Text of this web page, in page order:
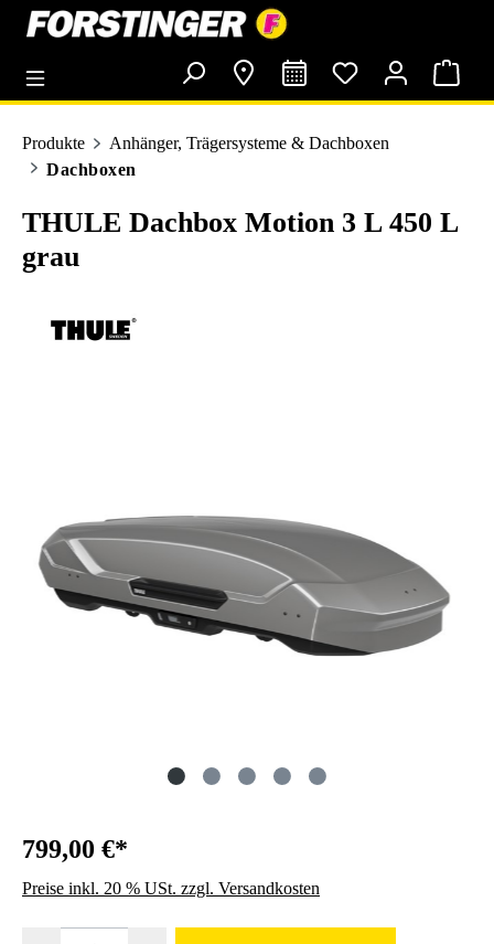
springen
Produkte
Anhänger, Trägersysteme & Dachboxen
Dachboxen
THULE Dachbox Motion 3 L 450 L
grau
799,00 €*
Preise inkl. 20 % USt. zzgl. Versandkosten